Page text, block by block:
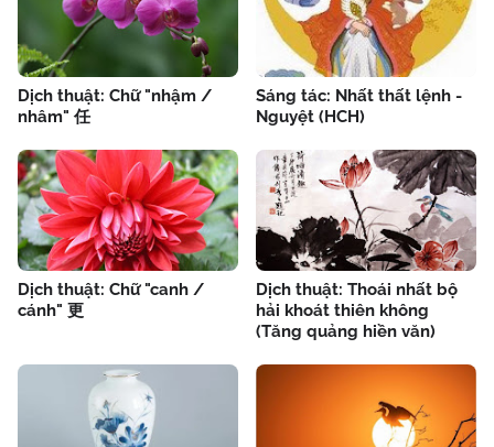
Dịch thuật: Chữ "nhậm /
nhâm" 任
Sáng tác: Nhất thất lệnh -
Nguyệt (HCH)
Dịch thuật: Chữ "canh /
cánh" 更
Dịch thuật: Thoái nhất bộ
hải khoát thiên không
(Tăng quảng hiền văn)